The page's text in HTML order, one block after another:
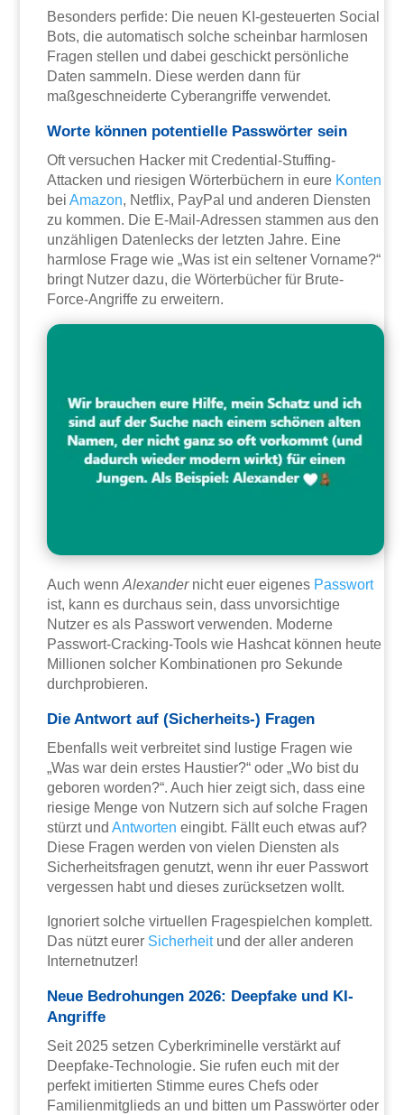
Besonders perfide: Die neuen KI-gesteuerten Social
Bots, die automatisch solche scheinbar harmlosen
Fragen stellen und dabei geschickt persönliche
Daten sammeln. Diese werden dann für
maßgeschneiderte Cyberangriffe verwendet.
Worte können potentielle Passwörter sein
Oft versuchen Hacker mit Credential-Stuffing-
Attacken und riesigen Wörterbüchern in eure Konten
beiAmazon, Netflix, PayPal und anderen Diensten
zu kommen. Die E-Mail-Adressen stammen aus den
unzähligen Datenlecks der letzten Jahre. Eine
harmlose Frage wie „Was ist ein seltener Vorname?“
bringt Nutzer dazu, die Wörterbücher für Brute-
Force-Angriffe zu erweitern.
Auch wennAlexandernicht euer eigenes Passwort
ist, kann es durchaus sein, dass unvorsichtige
Nutzer es als Passwort verwenden. Moderne
Passwort-Cracking-Tools wie Hashcat können heute
Millionen solcher Kombinationen pro Sekunde
durchprobieren.
Die Antwort auf (Sicherheits-) Fragen
Ebenfalls weit verbreitet sind lustige Fragen wie
„Was war dein erstes Haustier?“ oder „Wo bist du
geboren worden?“. Auch hier zeigt sich, dass eine
riesige Menge von Nutzern sich auf solche Fragen
stürzt undAntworten eingibt. Fällt euch etwas auf?
Diese Fragen werden von vielen Diensten als
Sicherheitsfragen genutzt, wenn ihr euer Passwort
vergessen habt und dieses zurücksetzen wollt.
Ignoriert solche virtuellen Fragespielchen komplett.
Das nützt eurer Sicherheitund der aller anderen
Internetnutzer!
Neue Bedrohungen 2026: Deepfake und KI-
Angriffe
Seit 2025 setzen Cyberkriminelle verstärkt auf
Deepfake-Technologie. Sie rufen euch mit der
perfekt imitierten Stimme eures Chefs oder
Familienmitglieds an und bitten um Passwörter oder